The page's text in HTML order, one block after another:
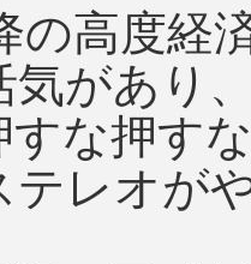
高度経
があり
すな押す
テレオが